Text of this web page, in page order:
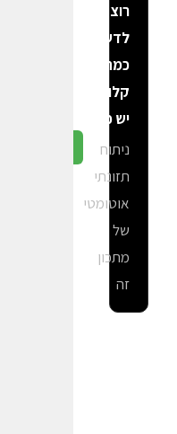
רוצה
לדעת
כמה
קלוריות
יש פה?
ניתוח
תזונתי
אוטומטי
של
מתכון
זה